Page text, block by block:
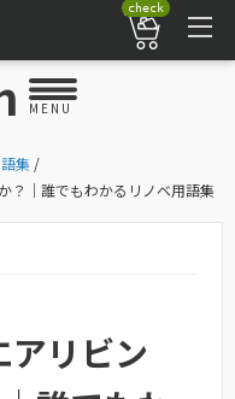
check
MENU
集 /
？｜誰でもわかるリノベ用語集
アリビン